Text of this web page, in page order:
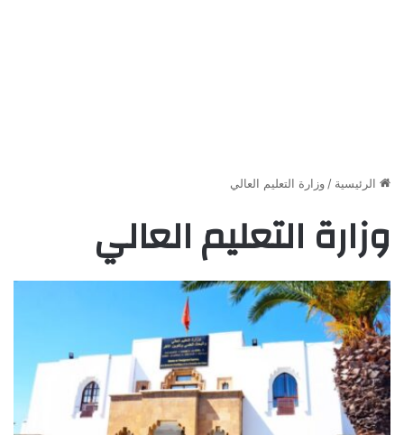
الرئيسية / وزارة التعليم العالي
وزارة التعليم العالي